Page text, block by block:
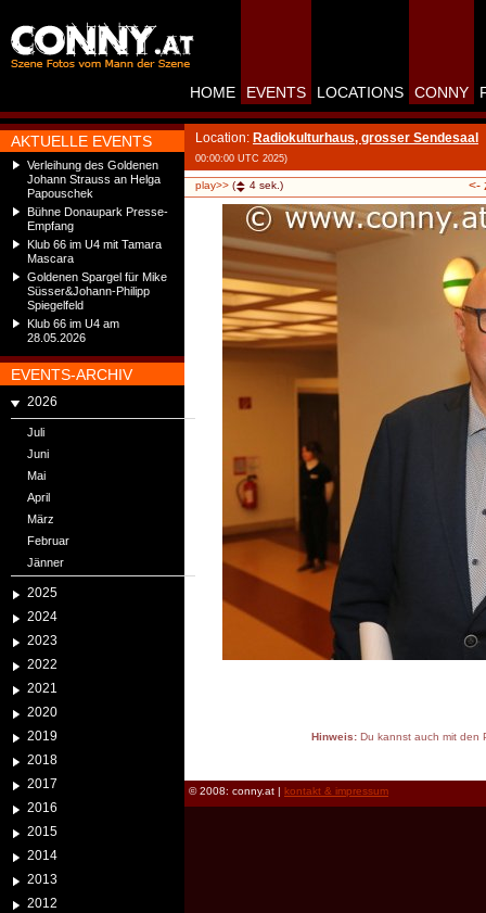
AKTUELLE EVENTS
Verleihung des Goldenen
Johann Strauss an Helga
Papouschek
Bühne Donaupark Presse-
Empfang
Klub 66 im U4 mit Tamara
Mascara
Goldenen Spargel für Mike
Süsser&Johann-Philipp
Spiegelfeld
Klub 66 im U4 am
28.05.2026
EVENTS-ARCHIV
2026
Juli
Juni
Mai
April
März
Februar
Jänner
2025
2024
2023
2022
2021
2020
2019
2018
2017
2016
2015
2014
2013
2012
HOME EVENTS LOCATIONS CONNY
Location: Radiokulturhaus, grosser Sendesaal
00:00:00 UTC 2025)
play>> ( 4 sek.) <-
Hinweis:Du kannst auch mit den
© 2008: conny.at | kontakt & impressum